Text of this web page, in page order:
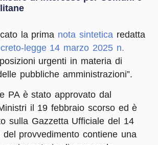
la prima nota sinteticaredatta
legge 14 marzo 2025 n.
urgenti in materia di
pubbliche amministrazioni”.
PA è stato approvato dal
il 19 febbraio scorso ed è
sulla Gazzetta Ufficiale del 14
provvedimento contiene una